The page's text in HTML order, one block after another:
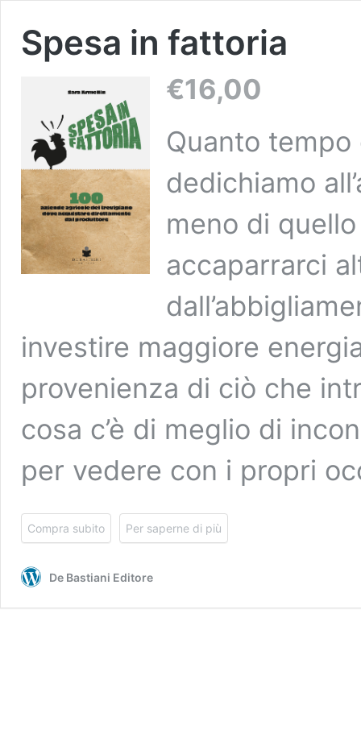
Spesa in fattoria
€16,00
Quanto
dedichiamo
meno di
accaparrarci
investire maggiore
provenienza di ciò che
cosa c’è di meglio di
per vedere con i propri
Compra subito Per saperne di più
De Bastiani Editore